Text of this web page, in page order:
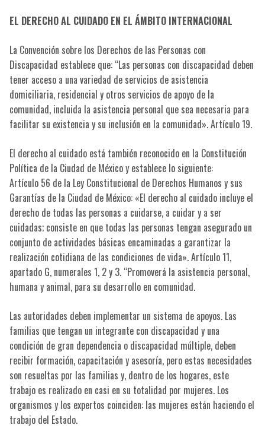
EL DERECHO AL CUIDADO EN EL ÁMBITO INTERNACIONAL
La Convención sobre los Derechos de las Personas con
Discapacidad establece que: “Las personas con discapacidad deben
tener acceso a una variedad de servicios de asistencia
domiciliaria, residencial y otros servicios de apoyo de la
comunidad, incluida la asistencia personal que sea necesaria para
facilitar su existencia y su inclusión en la comunidad». Artículo 19.
El derecho al cuidado está también reconocido en la Constitución
Política de la Ciudad de México y establece lo siguiente:
Artículo 56 de la Ley Constitucional de Derechos Humanos y sus
Garantías de la Ciudad de México: «El derecho al cuidado incluye el
derecho de todas las personas a cuidarse, a cuidar y a ser
cuidadas; consiste en que todas las personas tengan asegurado un
conjunto de actividades básicas encaminadas a garantizar la
realización cotidiana de las condiciones de vida». Artículo 11,
apartado G, numerales 1, 2 y 3. “Promoverá la asistencia personal,
humana y animal, para su desarrollo en comunidad.
Las autoridades deben implementar un sistema de apoyos. Las
familias que tengan un integrante con discapacidad y una
condición de gran dependencia o discapacidad múltiple, deben
recibir formación, capacitación y asesoría, pero estas necesidades
son resueltas por las familias y, dentro de los hogares, este
trabajo es realizado en casi en su totalidad por mujeres. Los
organismos y los expertos coinciden: las mujeres están haciendo el
trabajo del Estado.